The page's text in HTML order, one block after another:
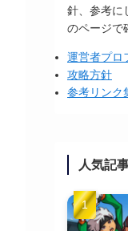
針、参考に
のページで
運営者プロ
攻略方針
参考リンク
人気記